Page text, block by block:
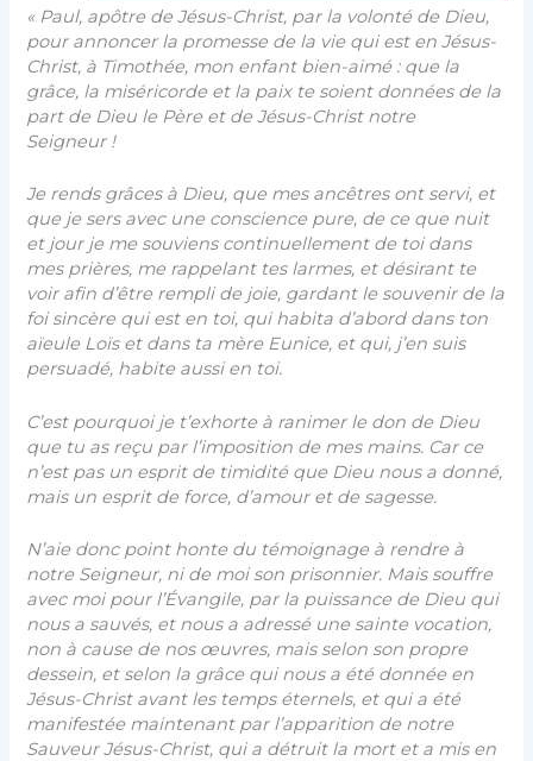
« Paul, apôtre de Jésus-Christ, par la volonté de Dieu,
pour annoncer la promesse de la vie qui est en Jésus-
Christ, à Timothée, mon enfant bien-aimé : que la
grâce, la miséricorde et la paix te soient données de la
part de Dieu le Père et de Jésus-Christ notre
Seigneur !
Je rends grâces à Dieu, que mes ancêtres ont servi, et
que je sers avec une conscience pure, de ce que nuit
et jour je me souviens continuellement de toi dans
mes prières, me rappelant tes larmes, et désirant te
voir afin d’être rempli de joie, gardant le souvenir de la
foi sincère qui est en toi, qui habita d’abord dans ton
aïeule Loïs et dans ta mère Eunice, et qui, j’en suis
persuadé, habite aussi en toi.
C’est pourquoi je t’exhorte à ranimer le don de Dieu
que tu as reçu par l’imposition de mes mains. Car ce
n’est pas un esprit de timidité que Dieu nous a donné,
mais un esprit de force, d’amour et de sagesse.
N’aie donc point honte du témoignage à rendre à
notre Seigneur, ni de moi son prisonnier. Mais souffre
avec moi pour l’Évangile, par la puissance de Dieu qui
nous a sauvés, et nous a adressé une sainte vocation,
non à cause de nos œuvres, mais selon son propre
dessein, et selon la grâce qui nous a été donnée en
Jésus-Christ avant les temps éternels, et qui a été
manifestée maintenant par l’apparition de notre
Sauveur Jésus-Christ, qui a détruit la mort et a mis en